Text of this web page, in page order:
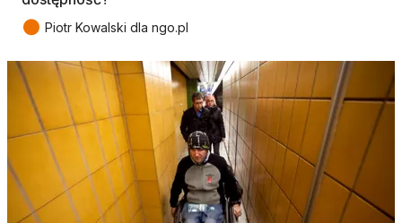
● Piotr Kowalski dla ngo.pl